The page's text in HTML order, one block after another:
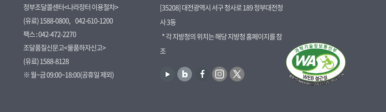
정부조달콜센터<나라장터 이용절차>
(유료) 1588-0800, 042-610-1200
팩스 : 042-472-2270
조달품질신문고<물품하자신고>
(유료) 1588-8128
※ 월~금 09:00~18:00(공휴일 제외)
[35208] 대전광역시 서구 청사로 189 정부대전청
사 3동
* 각 지방청의 위치는 해당 지방청 홈페이지를 참
조
유
블
로
페
인
스
트
위